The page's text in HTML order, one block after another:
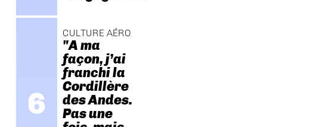
CULTURE AÉRO
"A ma
façon, j’ai
franchi la
Cordillère
des Andes.
Pas une